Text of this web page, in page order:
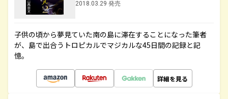
2018.03.29 発売
子供の頃から夢見ていた南の島に滞在することになった筆者
が、島で出合うトロピカルでマジカルな45日間の記録と記
憶。
詳細を見る